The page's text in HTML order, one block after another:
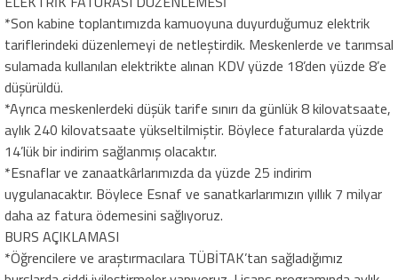
*Son kabine toplantımızda kamuoyuna duyurduğumuz elektrik
tariflerindeki düzenlemeyi de netleştirdik. Meskenlerde ve tarımsal
sulamada kullanılan elektrikte alınan KDV yüzde 18’den yüzde 8’e
düşürüldü.
*Ayrıca meskenlerdeki düşük tarife sınırı da günlük 8 kilovatsaate,
aylık 240 kilovatsaate yükseltilmiştir. Böylece faturalarda yüzde
14’lük bir indirim sağlanmış olacaktır.
*Esnaflar ve zanaatkârlarımızda da yüzde 25 indirim
uygulanacaktır. Böylece Esnaf ve sanatkarlarımızın yıllık 7 milyar
daha az fatura ödemesini sağlıyoruz.
BURS AÇIKLAMASI
*Öğrencilere ve araştırmacılara TÜBİTAK’tan sağladığımız